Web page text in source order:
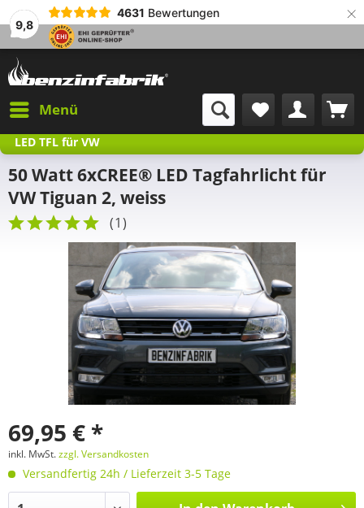
9,8
4631 Bewertungen ×
Menü
LED TFL für VW
50 Watt 6xCREE® LED Tagfahrlicht für
VW Tiguan 2, weiss
(1)
69,95 € *
inkl. MwSt.zzgl. Versandkosten
Versandfertig 24h / Lieferzeit 3-5 Tage